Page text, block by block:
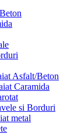
Asfalt/Beton
Caramida
si Borduri
metal